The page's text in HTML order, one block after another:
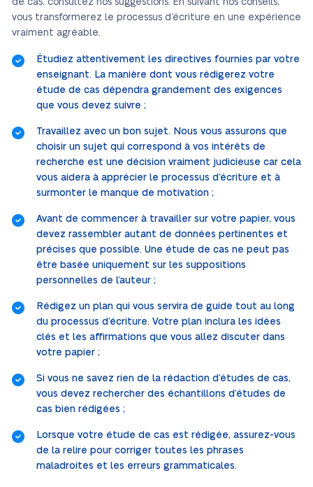
de cas, consultez nos suggestions. En suivant nos conseils,
vous transformerez le processus d’écriture en une expérience
vraiment agréable.
Étudiez attentivement les directives fournies par votre
enseignant. La manière dont vous rédigerez votre
étude de cas dépendra grandement des exigences
que vous devez suivre ;
Travaillez avec un bon sujet. Nous vous assurons que
choisir un sujet qui correspond à vos intérêts de
recherche est une décision vraiment judicieuse car cela
vous aidera à apprécier le processus d’écriture et à
surmonter le manque de motivation ;
Avant de commencer à travailler sur votre papier, vous
devez rassembler autant de données pertinentes et
précises que possible. Une étude de cas ne peut pas
être basée uniquement sur les suppositions
personnelles de l’auteur ;
Rédigez un plan qui vous servira de guide tout au long
du processus d’écriture. Votre plan inclura les idées
clés et les affirmations que vous allez discuter dans
votre papier ;
Si vous ne savez rien de la rédaction d’études de cas,
vous devez rechercher des échantillons d’études de
cas bien rédigées ;
Lorsque votre étude de cas est rédigée, assurez-vous
de la relire pour corriger toutes les phrases
maladroites et les erreurs grammaticales.